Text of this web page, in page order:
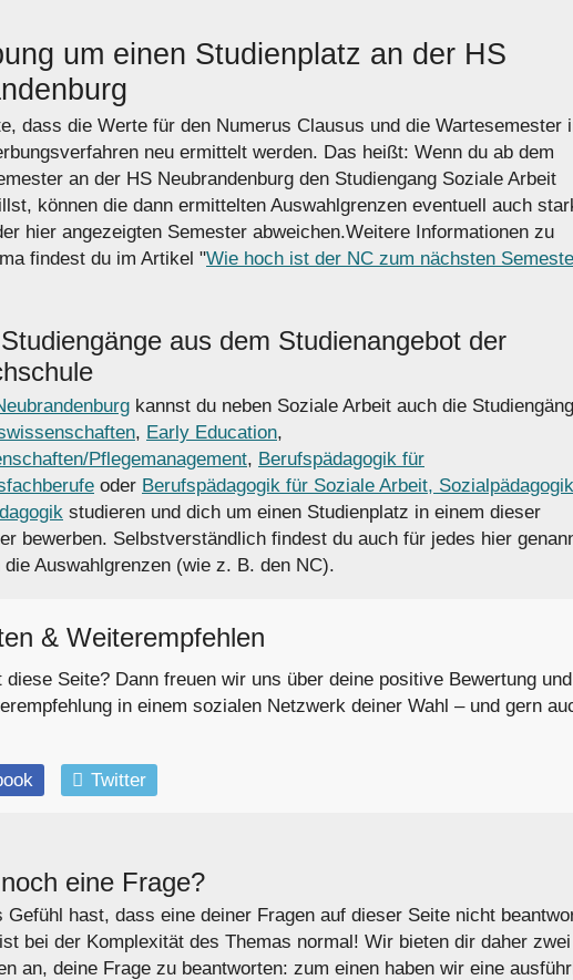
um einen Studienplatz an der HS
dass die Werte für den Numerus Clausus und die Wartesemester
neu ermittelt werden. Das heißt: Wenn du ab dem
an der HS Neubrandenburg den Studiengang Soziale Arbeit
können die dann ermittelten Auswahlgrenzen eventuell auch
hier angezeigten Semester abweichen.Weitere Informationen zu
findest du im Artikel "Wie hoch ist der NC zum nächsten
aus dem Studienangebot der
kannst du neben Soziale Arbeit auch die
, Early Education,
Pflegemanagement, Berufspädagogik für
oder Berufspädagogik für Soziale Arbeit,
studieren und dich um einen Studienplatz in einem dieser
bewerben. Selbstverständlich findest du auch für jedes hier
die Auswahlgrenzen (wie z. B. den NC).
& Weiterempfehlen
diese Seite? Dann freuen wir uns über deine positive Bewertung und
in einem sozialen Netzwerk deiner Wahl – und gern
Twitter
eine Frage?
Gefühl hast, dass eine deiner Fragen auf dieser Seite nicht
bei der Komplexität des Themas normal! Wir bieten dir daher zwei
an, deine Frage zu beantworten: zum einen haben wir eine